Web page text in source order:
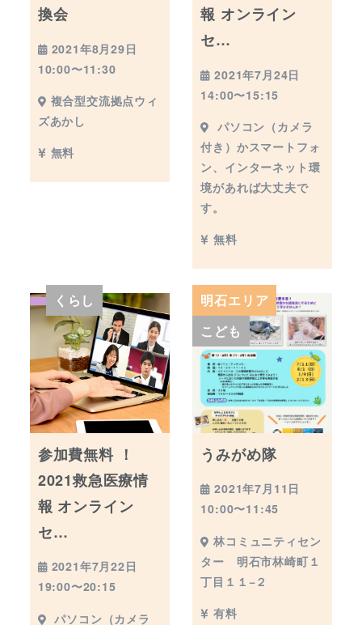
換会
2021年8月29日
10:00〜11:30
複合型交流拠点ウィ
ズあかし
無料
報 オンライン
セ…
2021年7月24日
14:00〜15:15
パソコン（カメラ
付き）かスマートフォ
ン、インターネット環
境があれば大丈夫で
す。
無料
くらし
参加費無料 ！
2021救急医療情
報 オンライン
セ…
2021年7月22日
19:00〜20:15
パソコン（カメラ
明石エリア
こども
うみがめ隊
2021年7月11日
10:00〜11:45
林コミュニティセン
ター 明石市林崎町１
丁目１１−２
有料